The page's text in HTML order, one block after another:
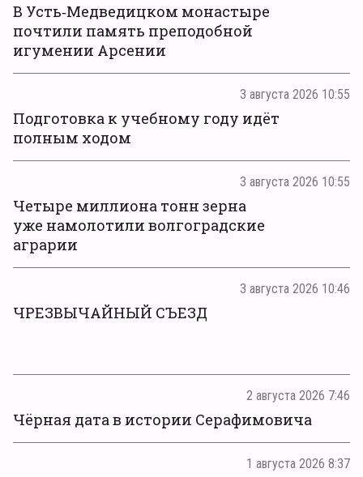
В Усть‑Медведицком монастыре
почтили память преподобной
игумении Арсении
3 августа 2026 10:55
Подготовка к учебному году идёт
полным ходом
3 августа 2026 10:55
Четыре миллиона тонн зерна
уже намолотили волгоградские
аграрии
3 августа 2026 10:46
ЧРЕЗВЫЧАЙНЫЙ СЪЕЗД
2 августа 2026 7:46
Чёрная дата в истории Серафимовича
1 августа 2026 8:37